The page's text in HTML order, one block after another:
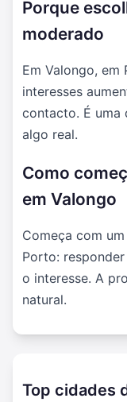
Porque
moderado
Em Valongo,
interesses
contacto. É uma
algo real.
Como
em Valongo
Começa com
Porto:
o interesse. A
natural.
Top cidades